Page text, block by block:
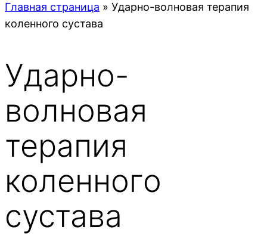
Главная страница » Ударно-волновая терапия
коленного сустава
Ударно-
волновая
терапия
коленного
сустава